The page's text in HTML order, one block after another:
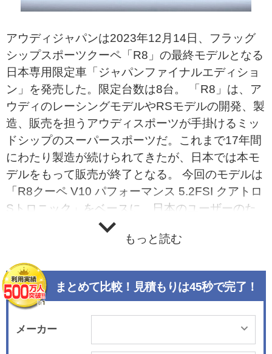
アウディジャパンは2023年12月14日、フラッグ
シップスポーツクーペ「R8」の最終モデルとなる
日本専用限定車「ジャパンファイナルエディショ
ン」を発売した。限定台数は8台。 「R8」は、ア
ウディのレーシングモデルやRSモデルの開発、製
造、販売を担うアウディスポーツが手掛けるミッ
ドシップのスーパースポーツだ。これまで17年間
にわたり製造が続けられてきたが、日本では本モ
デルをもって販売が終了となる。 今回のモデルは
「R8クーペ V10 パフォーマンス 5.2FSI クアトロ
Sトロニック」をベースに、日本のユーザーのた
めに企画された限定車だ。エクステリアは「ブラ
ックアウディリングスパッケージ」のほか、随所
とつである金に見立てたマットブロンズポリッシ
ュトのアウディスポーツ製20インチ5エヴォスポ
ークデザインのアルミホイールを装備するなど、
スポーティな仕上がりになっている。ボディカラ
ーは「アイビスホワイトマット」で、セラミック
もっと読む
まとめて比較！見積もりは45秒で完了！
メーカー